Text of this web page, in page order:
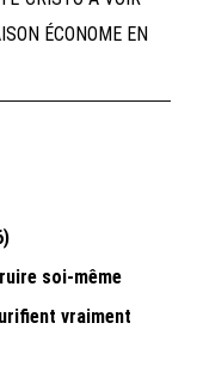
ÉCONOME EN
soi-même
vraiment